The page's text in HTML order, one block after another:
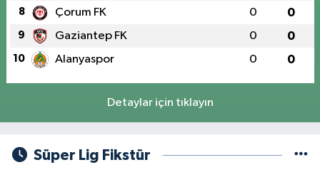
8 Çorum FK 0 0
9 Gaziantep FK 0 0
10 Alanyaspor 0 0
Detaylar için tıklayın
Süper Lig Fikstür